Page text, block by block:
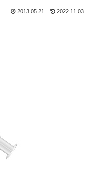
2013.05.21 2022.11.03